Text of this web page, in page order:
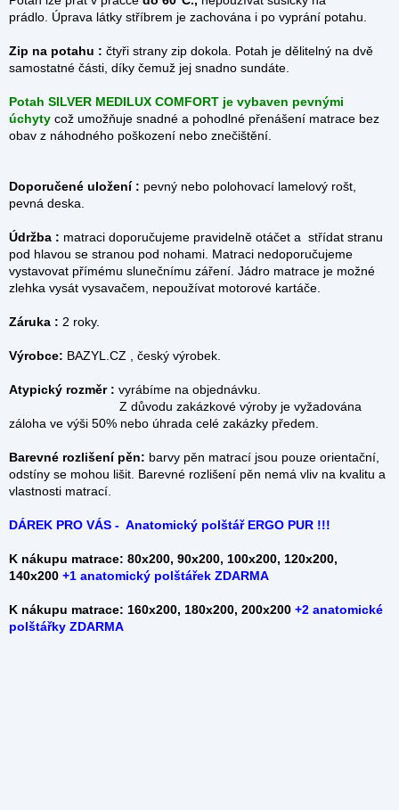
prádlo. Úprava látky stříbrem je zachována i po vyprání potahu.
Zip na potahu : čtyři strany zip dokola. Potah je dělitelný na dvě
samostatné části, díky čemuž jej snadno sundáte.
Potah SILVER MEDILUX COMFORT je vybaven pevnými
úchyty což umožňuje snadné a pohodlné přenášení matrace bez
obav z náhodného poškození nebo znečištění.
Doporučené uložení : pevný nebo polohovací lamelový rošt,
pevná deska.
Údržba : matraci doporučujeme pravidelně otáčet a střídat stranu
pod hlavou se stranou pod nohami. Matraci nedoporučujeme
vystavovat přímému slunečnímu záření. Jádro matrace je možné
zlehka vysát vysavačem, nepoužívat motorové kartáče.
Záruka : 2 roky.
Výrobce: BAZYL.CZ , český výrobek.
Atypický rozměr : vyrábíme na objednávku.
Z důvodu zakázkové výroby je vyžadována
záloha ve výši 50% nebo úhrada celé zakázky předem.
Barevné rozlišení pěn: barvy pěn matrací jsou pouze orientační,
odstíny se mohou lišit. Barevné rozlišení pěn nemá vliv na kvalitu a
vlastnosti matrací.
DÁREK PRO VÁS - Anatomický polštář ERGO PUR !!!
K nákupu matrace: 80x200, 90x200, 100x200, 120x200,
140x200 +1 anatomický polštářek ZDARMA
K nákupu matrace: 160x200, 180x200, 200x200 +2 anatomické
polštářky ZDARMA